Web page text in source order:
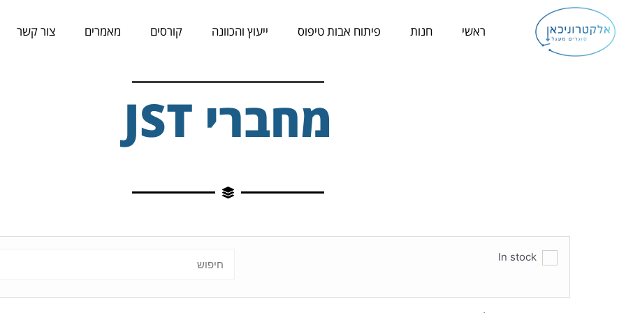
לתוכן
ראשי חנות פיתוח אבות טיפוס ייעוץ והכוונה קורסים מאמרים צור קשר
מחברי JST
In stock